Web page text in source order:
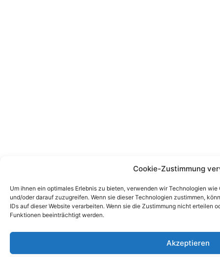
Cookie-Zustimmung
Um ihnen ein optimales Erlebnis zu bieten, verwenden wir Technologien
und/oder darauf zuzugreifen. Wenn sie dieser Technologien zustimmen,
IDs auf dieser Website verarbeiten. Wenn sie die Zustimmung nicht erteilen
Funktionen beeinträchtigt werden.
Akzeptieren